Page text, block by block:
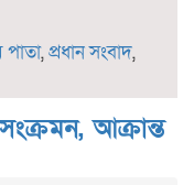
পাতা,প্রধান সংবাদ,
আক্রান্ত